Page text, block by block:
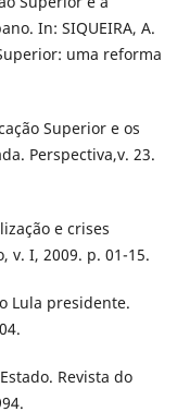
In: SIQUEIRA, A.
uma reforma
Superior e os
Perspectiva,v. 23.
e crises
v. I, 2009. p. 01-15.
Lula presidente.
Revista do